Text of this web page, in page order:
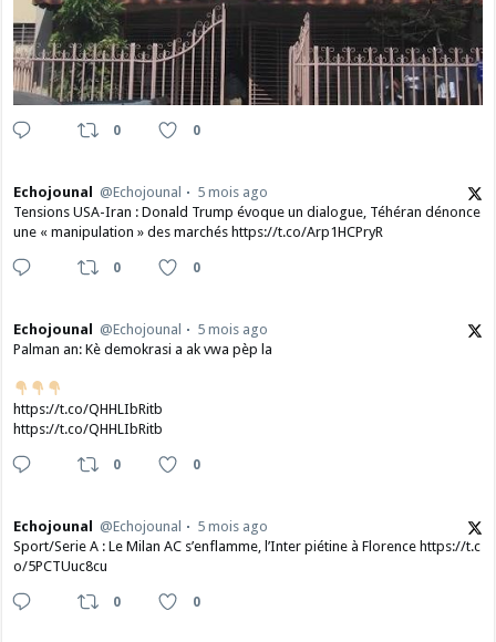
0 0
Echojounal @Echojounal
5 mois ago
Tensions USA-Iran : Donald Trump évoque un dialogue, Téhéran dénonce
une « manipulation » des marchés https://t.co/Arp1HCPryR
0 0
Echojounal @Echojounal
5 mois ago
Palman an: Kè demokrasi a ak vwa pèp la
https://t.co/QHHLIbRitb
https://t.co/QHHLIbRitb
0 0
Echojounal @Echojounal
5 mois ago
Sport/Serie A : Le Milan AC s’enflamme, l’Inter piétine à Florence https://t.c
o/5PCTUuc8cu
0 0